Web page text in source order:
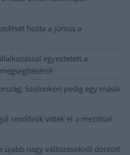
hozta a június a
egyeztetett a
Szolnokon pedig egy másik
rendőrök vitték el a mezőtúri
újabb nagy változásokról döntött